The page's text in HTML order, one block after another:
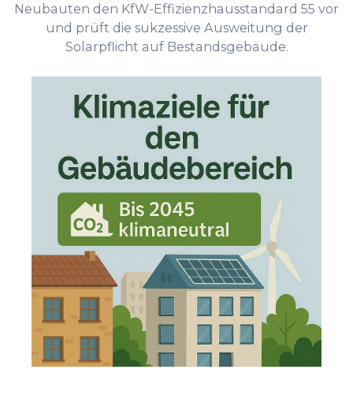
Neubauten den KfW-Effizienzhausstandard 55 vor
und prüft die sukzessive Ausweitung der
Solarpflicht auf Bestandsgebäude.